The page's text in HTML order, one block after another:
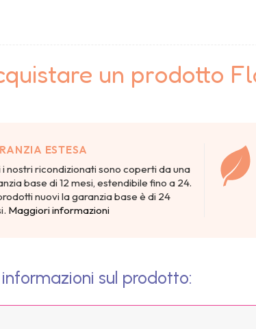
un prodotto
ESTESA
i nostri ricondizionati sono coperti da una
base di 12 mesi, estendibile fino a 24.
nuovi la garanzia base è di 24
Maggiori informazioni
sul prodotto: